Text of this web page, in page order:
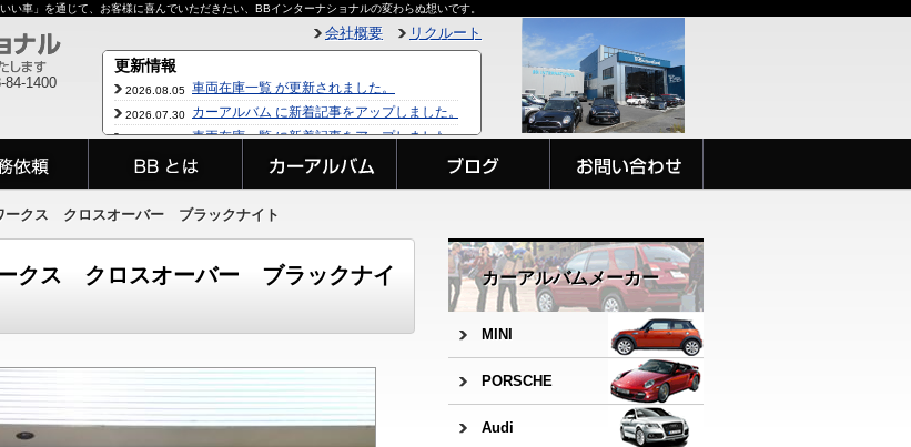
車」を通じて、お客様に喜んでいただきたい、BBインターナショナルの変わらぬ想いです。
84-1400
会社概要 リクルート
クス クロスオーバー ブラックナイ
カーアルバムメーカー
MINI
PORSCHE
Audi
ークス クロスオーバー ブラックナイト